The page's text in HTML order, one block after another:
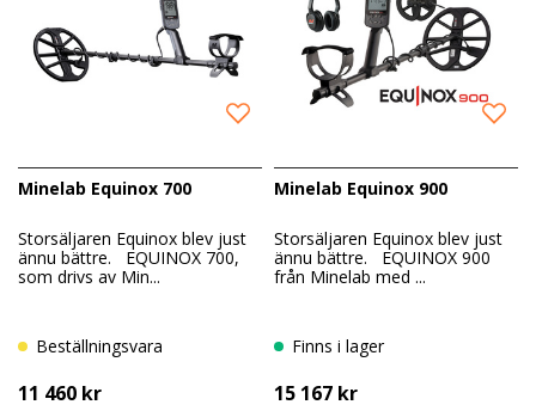
Minelab Equinox 700
Storsäljaren Equinox blev just
ännu bättre. EQUINOX 700,
som drivs av Min...
Beställningsvara
11 460 kr
Minelab Equinox 900
Storsäljaren Equinox blev just
ännu bättre. EQUINOX 900
från Minelab med ...
Finns i lager
15 167 kr